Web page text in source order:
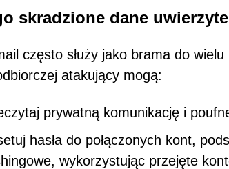
skradzione dane
często służy jako brama do
atakujący mogą:
prywatną komunikację i
hasła do połączonych kont,
wykorzystując przejęte